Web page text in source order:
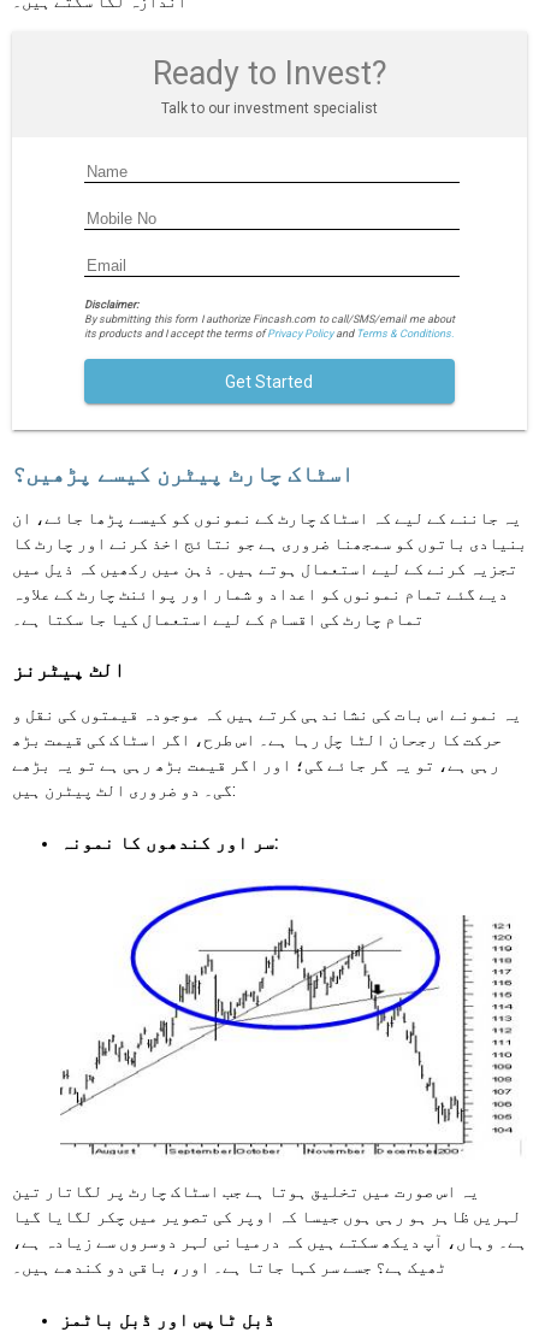
Ready to Invest?
Talk to our investment specialist
Disclaimer:
By submitting this form I authorize Fincash.com to call/SMS/email me about
its products and I accept the terms ofPrivacy Policyand Terms & Conditions.
Get Started
اسٹاک چارٹ پیٹرن کیسے پڑھیں؟
یہ جاننے کے لیے کہ اسٹاک چارٹ کے نمونوں کو کیسے پڑھا جائے، ان
بنیادی باتوں کو سمجھنا ضروری ہے جو نتائج اخذ کرنے اور چارٹ کا
تجزیہ کرنے کے لیے استعمال ہوتے ہیں۔ ذہن میں رکھیں کہ ذیل میں
دیے گئے تمام نمونوں کو اعداد و شمار اور پوائنٹ چارٹ کے علاوہ
تمام چارٹ کی اقسام کے لیے استعمال کیا جا سکتا ہے۔
الٹ پیٹرنز
یہ نمونے اس بات کی نشاندہی کرتے ہیں کہ موجودہ قیمتوں کی نقل و
حرکت کا رجحان الٹا چل رہا ہے۔ اس طرح، اگر اسٹاک کی قیمت بڑھ
رہی ہے، تو یہ گر جائے گی؛ اور اگر قیمت بڑھ رہی ہے تو یہ بڑھے
گی۔ دو ضروری الٹ پیٹرن ہیں:
سر اور کندھوں کا نمونہ:
یہ اس صورت میں تخلیق ہوتا ہے جب اسٹاک چارٹ پر لگاتار تین
لہریں ظاہر ہو رہی ہوں جیسا کہ اوپر کی تصویر میں چکر لگایا گیا
ہے۔ وہاں، آپ دیکھ سکتے ہیں کہ درمیانی لہر دوسروں سے زیادہ ہے،
ٹھیک ہے؟ جسے سر کہا جاتا ہے۔ اور، باقی دو کندھے ہیں۔
ڈبل ٹاپس اور ڈبل باٹمز